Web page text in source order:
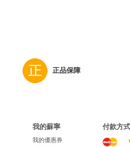
正品保障
我的蘇寧
我的優惠券
付款方式